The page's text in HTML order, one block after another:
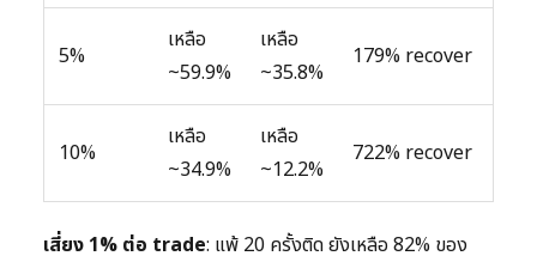
5%
เหลือ
~59.9%
เหลือ
~35.8%
179% recover
10%
เหลือ
~34.9%
เหลือ
~12.2%
722% recover
เสี่ยง 1% ต่อ trade: แพ้ 20 ครั้งติด ยังเหลือ 82% ของ